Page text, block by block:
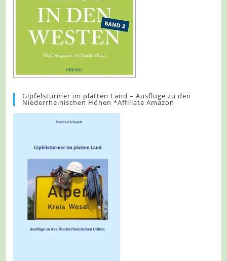
Gipfelstürmer im platten Land – Ausflüge zu den
Niederrheinischen Höhen *Affiliate Amazon